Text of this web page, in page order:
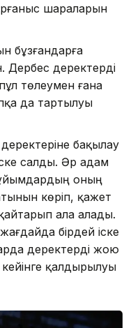
шараларын
бұзғандарға
Дербес деректерді
төлеумен ғана
да тартылуы
бақылау
салды. Әр адам
оның
көріп, қажет
ала алады.
бірдей іске
деректерді жою
қалдырылуы